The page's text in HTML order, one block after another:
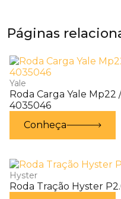
Páginas
Yale
Roda Carga Yale Mp22
4035046
Conheça
Hyster
Roda Tração Hyster